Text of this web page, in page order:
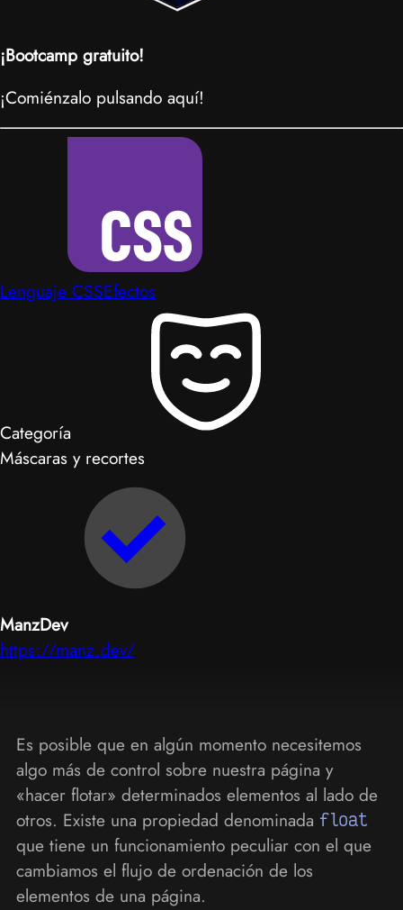
¡Bootcamp gratuito!
¡Comiénzalo pulsando aquí!
Lenguaje CSSEfectos
Categoría
Máscaras y recortes
ManzDev
https://manz.dev/
Es posible que en algún momento necesitemos
algo más de control sobre nuestra página y
«hacer flotar» determinados elementos al lado de
otros. Existe una propiedad denominada float
que tiene un funcionamiento peculiar con el que
cambiamos el flujo de ordenación de los
elementos de una página.